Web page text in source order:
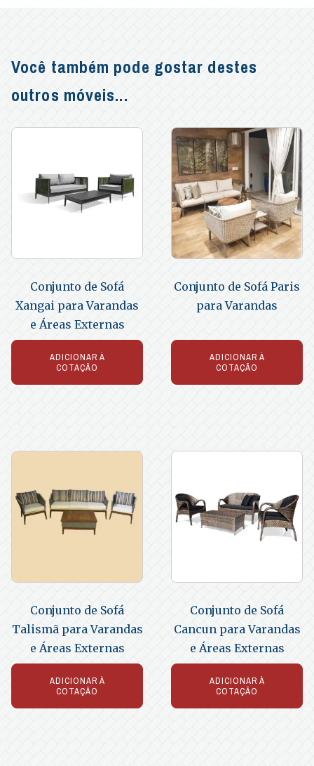
Você também pode gostar destes
outros móveis...
Conjunto de Sofá
Xangai para Varandas
e Áreas Externas
ADICIONAR À
COTAÇÃO
Conjunto de Sofá Paris
para Varandas
ADICIONAR À
COTAÇÃO
Conjunto de Sofá
Talismã para Varandas
e Áreas Externas
ADICIONAR À
COTAÇÃO
Conjunto de Sofá
Cancun para Varandas
e Áreas Externas
ADICIONAR À
COTAÇÃO